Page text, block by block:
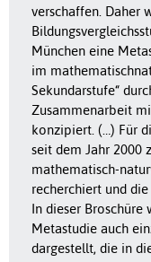
verschaffen. Daher
München eine
im
Sekundarstufe“
Zusammenarbeit
konzipiert. (…) Für
seit dem Jahr 2000
mathematisch-
recherchiert und
In dieser Broschüre
Metastudie auch
dargestellt, die in